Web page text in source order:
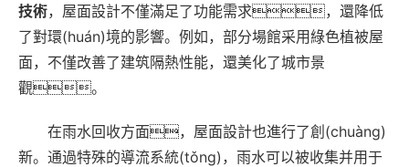
技術，屋面設計不僅滿足了功能需求，還降低
了對環(huán)境的影響。例如，部分場館采用綠色植被屋
面，不僅改善了建筑隔熱性能，還美化了城市景
觀。
在雨水回收方面，屋面設計也進行了創(chuàng)
新。通過特殊的導流系統(tǒng)，雨水可以被收集并用于